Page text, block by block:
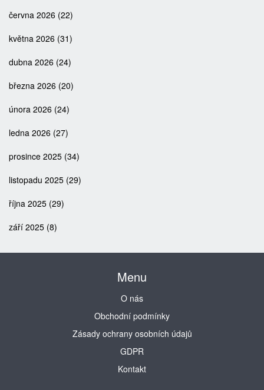
června 2026 (22)
května 2026 (31)
dubna 2026 (24)
března 2026 (20)
února 2026 (24)
ledna 2026 (27)
prosince 2025 (34)
listopadu 2025 (29)
října 2025 (29)
září 2025 (8)
Menu
O nás
Obchodní podmínky
Zásady ochrany osobních údajů
GDPR
Kontakt